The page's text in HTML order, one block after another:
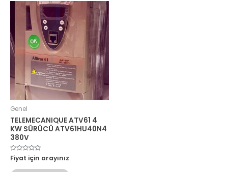
Genel
TELEMECANIQUE ATV61 4
KW SÜRÜCÜ ATV61HU40N4
380V
5
üzerinden
Fiyat için arayınız